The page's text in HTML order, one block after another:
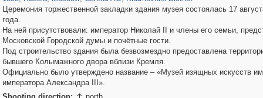
Церемония торжественной закладки здания музея состоялась 17
года.
На ней присутствовали: император Николай II и члены его семьи,
Московской Городской думы и почётные гости.
Под строительство здания была безвозмездно предоставлена
бывшего Колымажного двора вблизи Кремля.
Официально было утверждено название – «Музей изящных искусств
императора Александра III».